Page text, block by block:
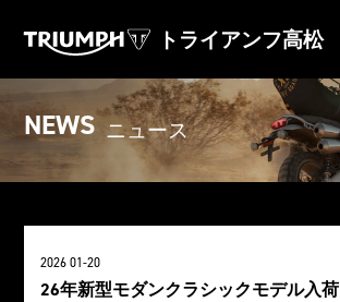
トライアンフ高松
NEWS ニュース
2026 01-20
26年新型モダンクラシックモデル入荷